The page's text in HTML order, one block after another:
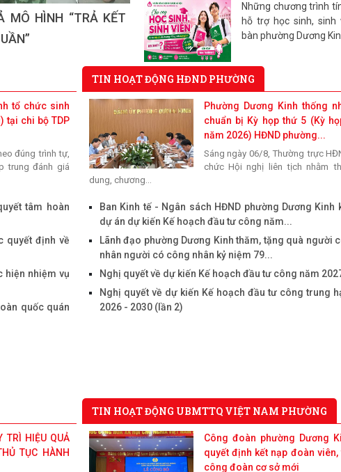
cử tri sau Kỳ họp
XVII
Những chương trình
hỗ trợ học sinh, sinh
bàn phường Dương
Phường Dương
họp chuyên đề năm
phường khóa II
Công đoàn phường
công bố quyết định
mới
Lãnh đạo phường
tra công tác điều tra,
đạc, kiểm đếm phục
đường bộ cao tốc
Phòng
Quyết định về việc
mục thủ tục hành
hành, được sửa đổi,
bãi bỏ thuộc phạm
quản lý của Sở Khoa
tổ chức sinh
tại chi bộ TDP
đúng trình tự,
trung đánh giá
tâm hoàn
quyết định về
hiện nhiệm vụ
quốc quán
TRÌ HIỆU QUẢ
TỤC HÀNH
TIN HOẠT ĐỘNG HĐND PHƯỜNG
Phường Dương Kinh thống
chuẩn bị Kỳ họp thứ 5 (Kỳ
năm 2026) HĐND phường...
Sáng ngày 06/8, Thường trực
chức Hội nghị liên tịch nhằm
dung, chương...
Ban Kinh tế - Ngân sách HĐND phường Dương Kinh
dự án dự kiến Kế hoạch đầu tư công năm...
Lãnh đạo phường Dương Kinh thăm, tặng quà người
nhân người có công nhân kỷ niệm 79...
Nghị quyết về dự kiến Kế hoạch đầu tư công năm
Nghị quyết về dự kiến Kế hoạch đầu tư công trung
2026 - 2030 (lần 2)
TIN HOẠT ĐỘNG UBMTTQ VIỆT NAM PHƯỜNG
Công đoàn phường Dương
quyết định kết nạp đoàn viên,
công đoàn cơ sở mới